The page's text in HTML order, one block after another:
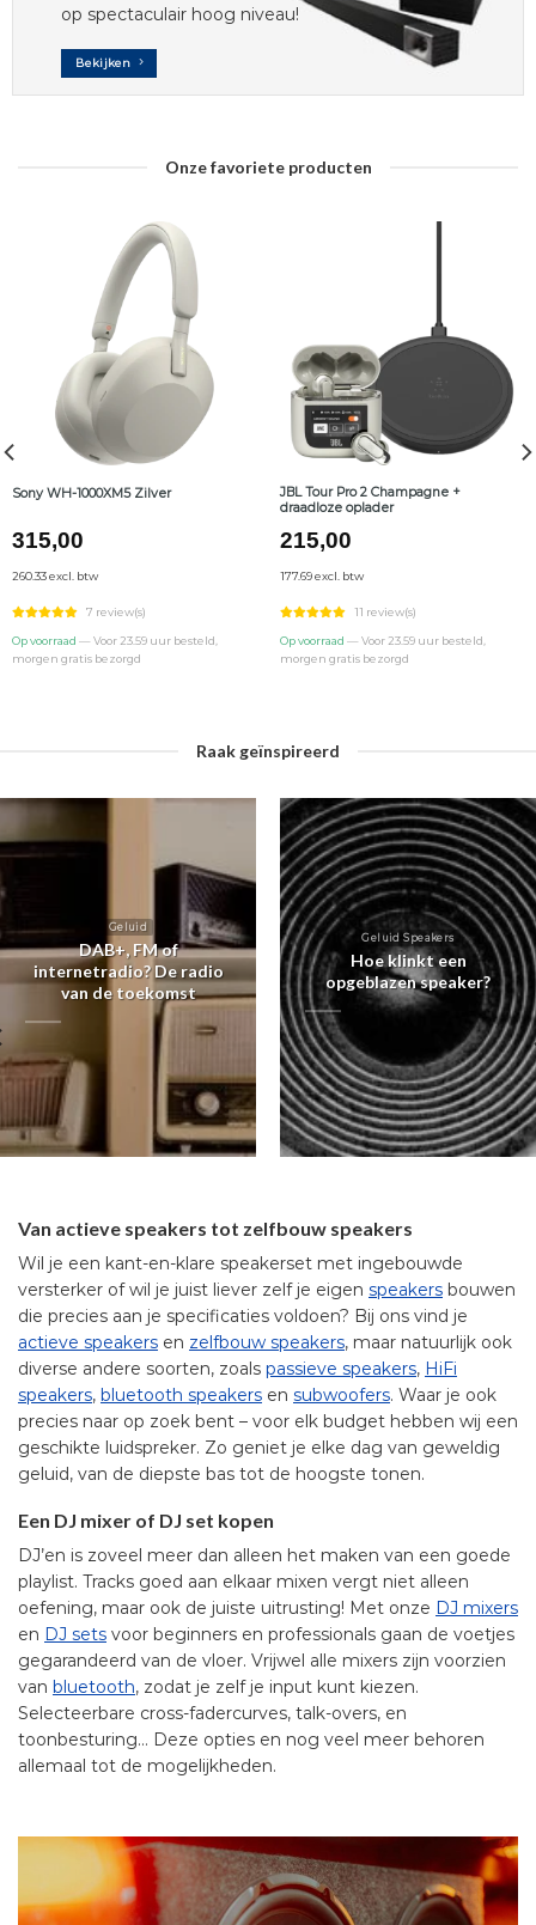
op spectaculair hoog niveau!
Bekijken
Onze favoriete producten
Sony WH-1000XM5 Zilver
315,00
260.33 excl. btw
7 review(s)
Op voorraad — Voor 23.59 uur besteld,
morgen gratis bezorgd
JBL Tour Pro 2 Champagne +
draadloze oplader
215,00
177.69 excl. btw
11 review(s)
Op voorraad — Voor 23.59 uur besteld,
morgen gratis bezorgd
Raak geïnspireerd
Geluid
DAB+, FM of
internetradio? De radio
van de toekomst
Geluid Speakers
Hoe klinkt een
opgeblazen speaker?
Van actieve speakers tot zelfbouw speakers
Wil je een kant-en-klare speakerset met ingebouwde
versterker of wil je juist liever zelf je eigen speakers bouwen
die precies aan je specificaties voldoen? Bij ons vind je
actieve speakers en zelfbouw speakers, maar natuurlijk ook
diverse andere soorten, zoals passieve speakers, HiFi
speakers, bluetooth speakers en subwoofers. Waar je ook
precies naar op zoek bent – voor elk budget hebben wij een
geschikte luidspreker. Zo geniet je elke dag van geweldig
geluid, van de diepste bas tot de hoogste tonen.
Een DJ mixer of DJ set kopen
DJ’en is zoveel meer dan alleen het maken van een goede
playlist. Tracks goed aan elkaar mixen vergt niet alleen
oefening, maar ook de juiste uitrusting! Met onze DJ mixers
en DJ sets voor beginners en professionals gaan de voetjes
gegarandeerd van de vloer. Vrijwel alle mixers zijn voorzien
van bluetooth, zodat je zelf je input kunt kiezen.
Selecteerbare cross-fadercurves, talk-overs, en
toonbesturing… Deze opties en nog veel meer behoren
allemaal tot de mogelijkheden.